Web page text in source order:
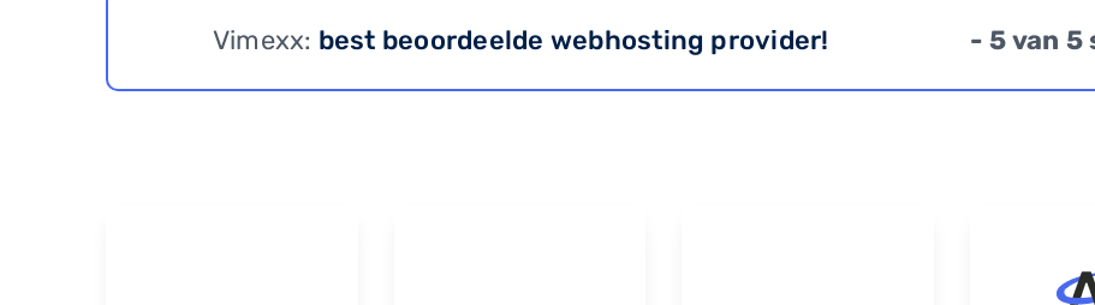
Vimexx: best beoordeelde webhosting provider! - 5 van